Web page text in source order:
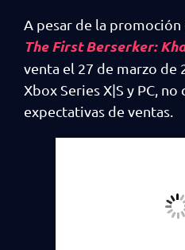
A pesar de la
The First Berserker:
venta el 27 de marzo de
Xbox Series X|S y PC,
expectativas de ventas.